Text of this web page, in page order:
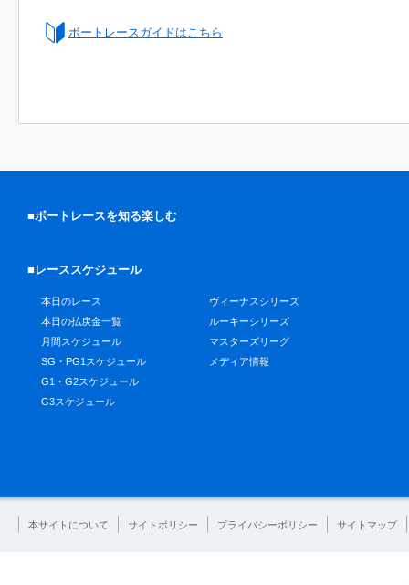
ボートレースガイドはこちら
■ボートレースを知る楽しむ
■レーススケジュール
本日のレース
本日の払戻金一覧
月間スケジュール
SG・PG1スケジュール
G1・G2スケジュール
G3スケジュール
ヴィーナスシリーズ
ルーキーシリーズ
マスターズリーグ
メディア情報
本サイトについて サイトポリシー プライバシーポリシー サイトマップ